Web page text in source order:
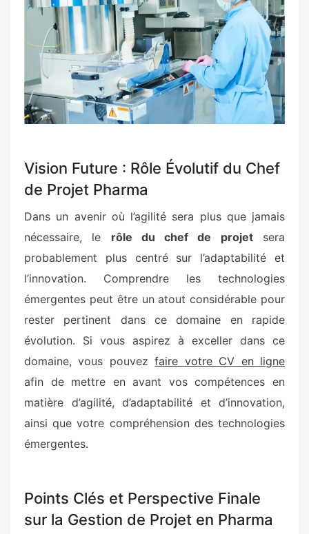
Vision Future : Rôle Évolutif du Chef
de Projet Pharma
Dans un avenir où l’agilité sera plus que jamais
nécessaire, le rôle du chef de projetsera
probablement plus centré sur l’adaptabilité et
l’innovation. Comprendre les technologies
émergentes peut être un atout considérable pour
rester pertinent dans ce domaine en rapide
évolution. Si vous aspirez à exceller dans ce
domaine, vous pouvezfaire votre CV en ligne
afin de mettre en avant vos compétences en
matière d’agilité, d’adaptabilité et d’innovation,
ainsi que votre compréhension des technologies
émergentes.
Points Clés et Perspective Finale
sur la Gestion de Projet en Pharma